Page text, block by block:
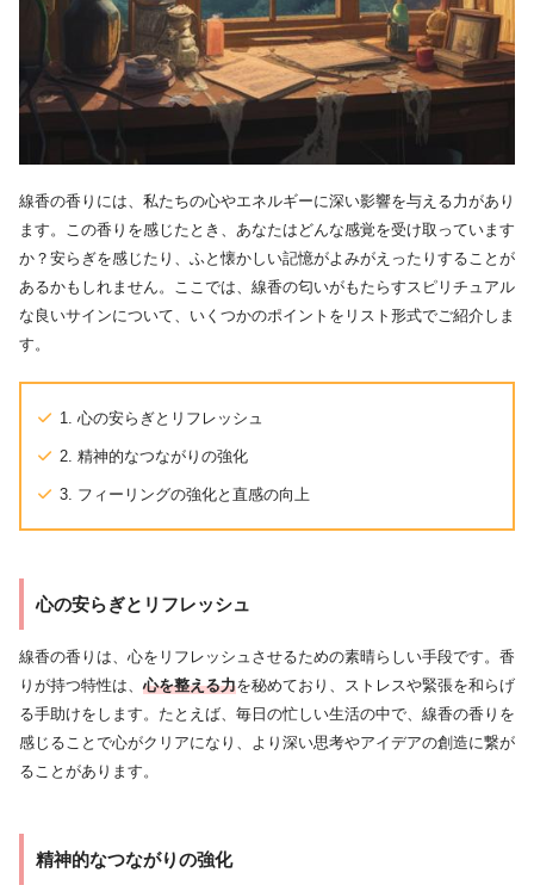
線香の香りには、私たちの心やエネルギーに深い影響を与える力があり
ます。この香りを感じたとき、あなたはどんな感覚を受け取っています
か？安らぎを感じたり、ふと懐かしい記憶がよみがえったりすることが
あるかもしれません。ここでは、線香の匂いがもたらすスピリチュアル
な良いサインについて、いくつかのポイントをリスト形式でご紹介しま
す。
1. 心の安らぎとリフレッシュ
2. 精神的なつながりの強化
3. フィーリングの強化と直感の向上
心の安らぎとリフレッシュ
線香の香りは、心をリフレッシュさせるための素晴らしい手段です。香
りが持つ特性は、心を整える力を秘めており、ストレスや緊張を和らげ
る手助けをします。たとえば、毎日の忙しい生活の中で、線香の香りを
感じることで心がクリアになり、より深い思考やアイデアの創造に繋が
ることがあります。
精神的なつながりの強化